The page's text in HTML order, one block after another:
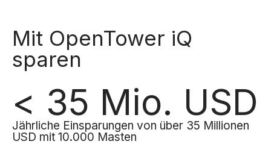
Mit OpenTower iQ
sparen
< 35 Mio. USD
Jährliche Einsparungen von über 35 Millionen
USD mit 10.000 Masten